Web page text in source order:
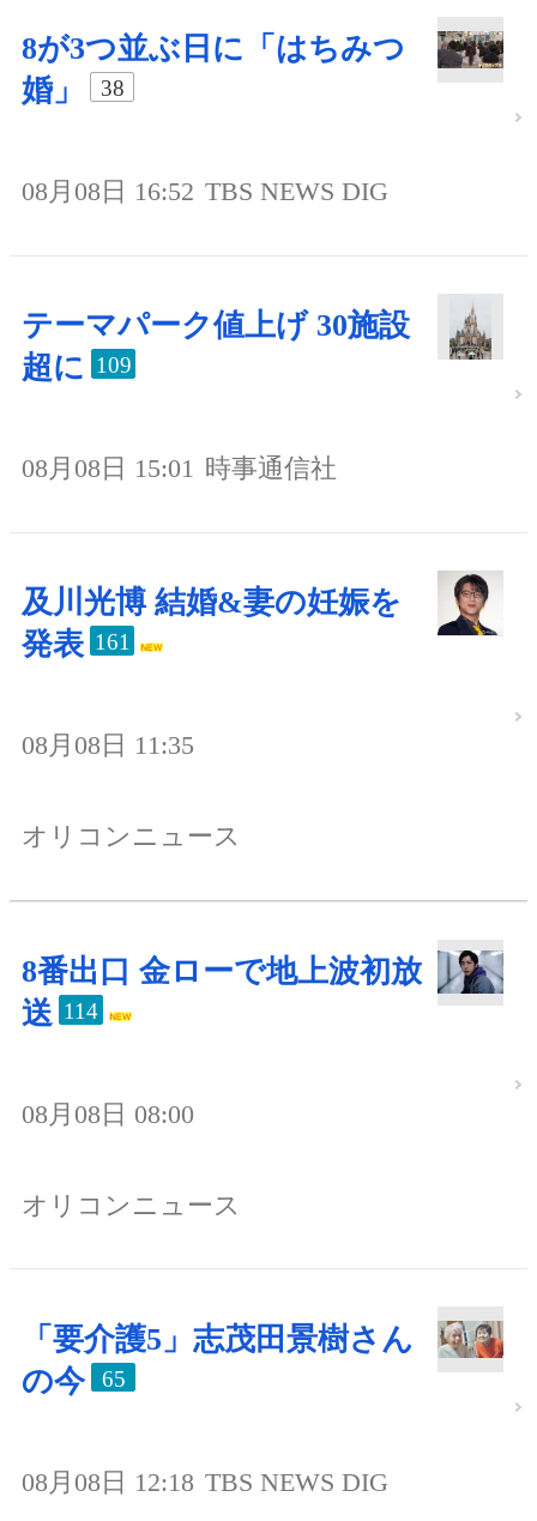
8が3つ並ぶ日に「はちみつ
婚」
38
08月08日 16:52 TBS NEWS DIG
テーマパーク値上げ 30施設
超に 109
08月08日 15:01 時事通信社
及川光博 結婚&妻の妊娠を
発表 161
08月08日 11:35
オリコンニュース
8番出口 金ローで地上波初放
送 114
08月08日 08:00
オリコンニュース
「要介護5」志茂田景樹さん
の今
65
08月08日 12:18 TBS NEWS DIG